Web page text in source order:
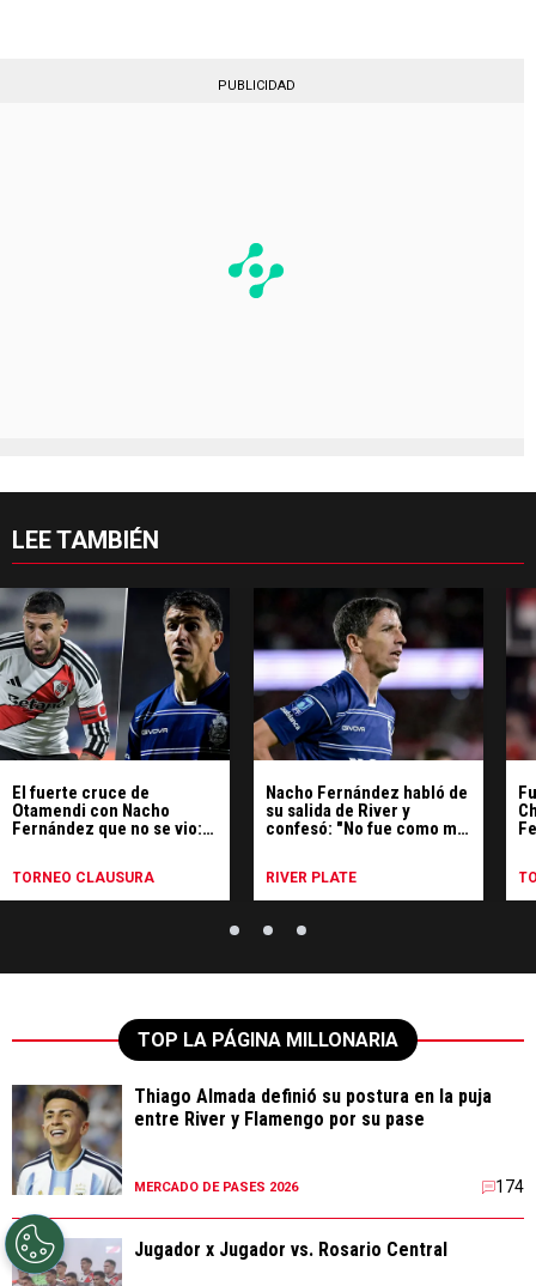
PUBLICIDAD
LEE TAMBIÉN
El fuerte cruce de
Otamendi con Nacho
Fernández que no se vio:
TORNEO CLAUSURA
Nacho Fernández habló de
su salida de River y
confesó: "No fue como me
RIVER PLATE
TOP LA PÁGINA MILLONARIA
Thiago Almada definió su postura en la puja
entre River y Flamengo por su pase
MERCADO DE PASES 2026 174
Jugador x Jugador vs. Rosario Central